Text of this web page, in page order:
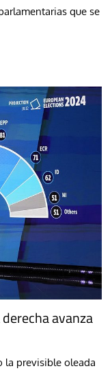
que se
avanza
la previsible oleada